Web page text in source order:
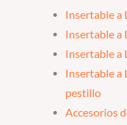
Insertable a
Insertable a
Insertable a
Insertable a
pestillo
Accesorios